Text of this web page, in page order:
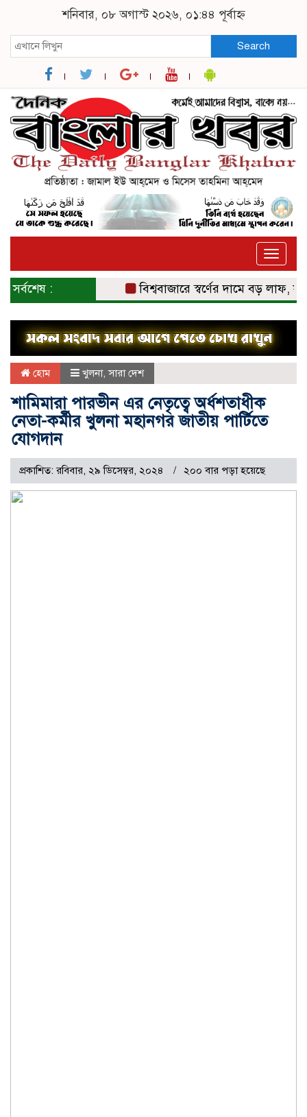
শনিবার, ০৮ অগাস্ট ২০২৬, ০১:৪৪ পূর্বাহ্ন
Search
Toggle
সর্বশেষ : বিশ্ববাজারে স্বর্ণের দামে বড় লাফ, সাত
হোম খুলনা,সারা দেশ
শামিমারা পারভীন এর নেতৃত্বে অর্ধশতাধীক
নেতা-কর্মীর খুলনা মহানগর জাতীয় পার্টিতে
যোগদান
প্রকাশিত: রবিবার, ২৯ ডিসেম্বর, ২০২৪ ২০০ বার পড়া হয়েছে